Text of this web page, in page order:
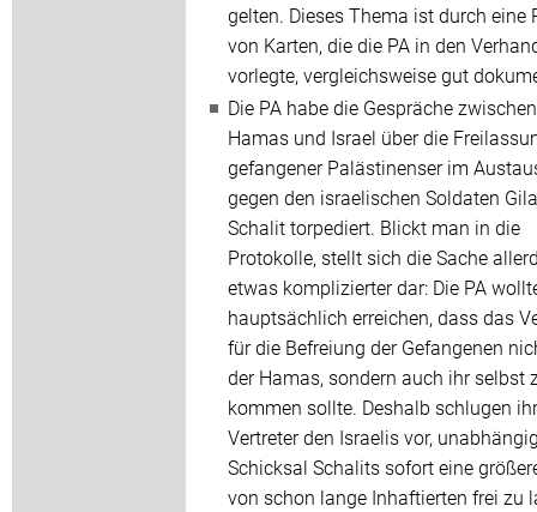
gelten. Dieses Thema ist durch eine
von Karten, die die PA in den
vorlegte, vergleichsweise gut
Die PA habe die Gespräche
Hamas und Israel über die
gefangener Palästinenser im
gegen den israelischen Soldaten
Schalit torpediert. Blickt man in die
Protokolle, stellt sich die Sache
etwas komplizierter dar: Die PA
hauptsächlich erreichen, dass das
für die Befreiung der Gefangenen
der Hamas, sondern auch ihr selbst
kommen sollte. Deshalb schlugen
Vertreter den Israelis vor,
Schicksal Schalits sofort eine
von schon lange Inhaftierten frei zu